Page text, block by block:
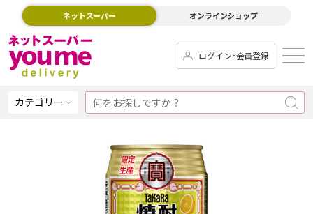
ネットスーパー オンラインショップ
ログイン･会員登録
カテゴリー